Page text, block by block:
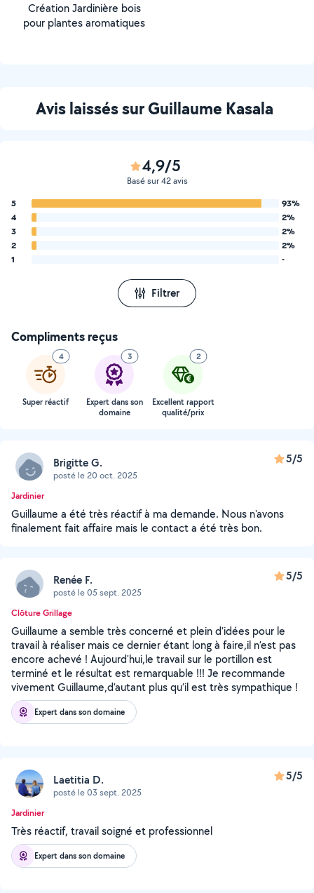
Création Jardinière bois
pour plantes aromatiques
Avis laissés sur Guillaume Kasala
4,9/5
Basé sur 42 avis
5
93%
4
2%
3
2%
2
2%
1
-
Filtrer
Compliments reçus
4
Super réactif
3
Expert dans son
domaine
2
Excellent rapport
qualité/prix
Brigitte G.
posté le 20 oct. 2025
5/5
Jardinier
Guillaume a été très réactif à ma demande. Nous n'avons
finalement fait affaire mais le contact a été très bon.
Renée F.
posté le 05 sept. 2025
5/5
Clôture Grillage
Guillaume a semble très concerné et plein d’idées pour le
travail à réaliser mais ce dernier étant long à faire,il n’est pas
encore achevé ! Aujourd'hui,le travail sur le portillon est
terminé et le résultat est remarquable !!! Je recommande
vivement Guillaume,d’autant plus qu’il est très sympathique !
Expert dans son domaine
Laetitia D.
posté le 03 sept. 2025
5/5
Jardinier
Très réactif, travail soigné et professionnel
Expert dans son domaine